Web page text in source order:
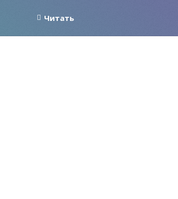
Читать